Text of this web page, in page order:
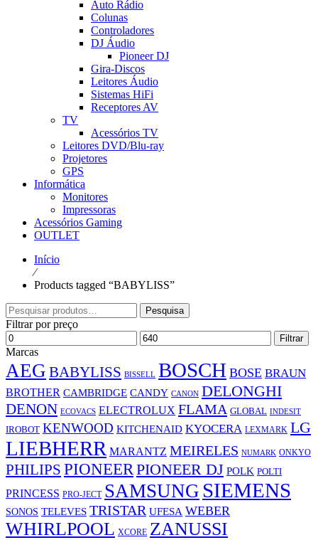
Auto Rádio
Colunas
Controladores
DJ Áudio
Pioneer DJ
Gira-Discos
Leitores Áudio
Sistemas HiFi
Receptores AV
TV
Acessórios TV
Leitores DVD/Blu-ray
Projetores
GPS
Informática
Monitores
Impressoras
Acessórios Gaming
OUTLET
Início
⁄
Products tagged “BABYLISS”
Pesquisar
por:
Pesquisa
Filtrar por preço
Preço
mínimo
Preço
máximo
Filtrar
Marcas
AEG BABYLISS BISSELL BOSCH BOSE BRAUN
BROTHER CAMBRIDGE CANDY CANON DELONGHI
DENON ECOVACS ELECTROLUX FLAMA GLOBAL INDESIT
IROBOT KENWOOD KITCHENAID KYOCERA LEXMARK LG
LIEBHERR MARANTZ MEIRELES NUMARK ONKYO
PHILIPS PIONEERPIONEER DJ POLK POLTI
PRINCESS PRO-JECT SAMSUNG SIEMENS
SONOS TELEVES TRISTAR UFESA WEBER
WHIRLPOOL XCORE ZANUSSI